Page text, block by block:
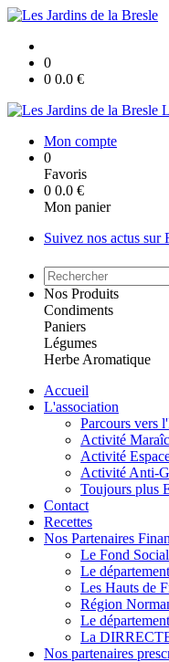
0
0 0.0 €
Mon compte
0
Favoris
0 0.0 €
Mon panier
Suivez nos actus sur
Nos Produits
Condiments
Paniers
Légumes
Herbe Aromatique
Accueil
L'association
Parcours vers
Activité
Activité
Activité Anti-
Toujours plus
Contact
Recettes
Nos Partenaires
Le Fond
Le
Les Hauts de
Région
Le
La
Nos partenaires